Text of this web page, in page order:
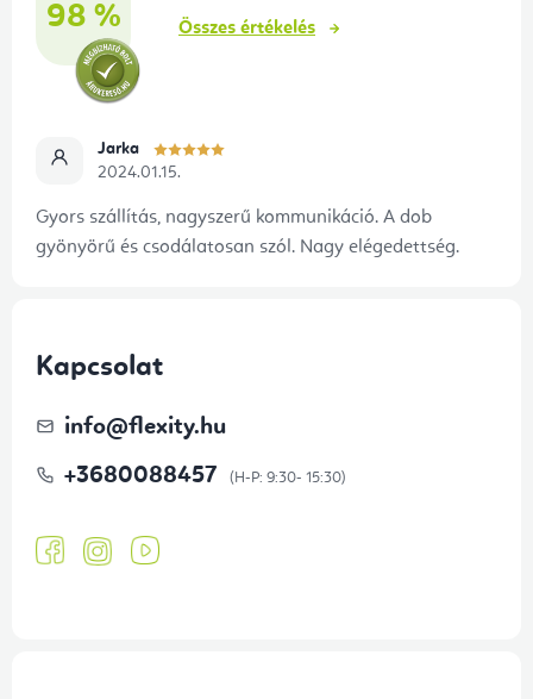
98 % Összes értékelés
Jarka
2024.01.15.
Gyors szállítás, nagyszerű kommunikáció. A dob
gyönyörű és csodálatosan szól. Nagy elégedettség.
Kapcsolat
info@flexity.hu
+3680088457